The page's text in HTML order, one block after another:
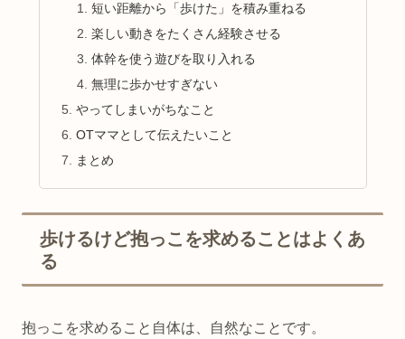
短い距離から「歩けた」を積み重ねる
楽しい動きをたくさん経験させる
体幹を使う遊びを取り入れる
無理に歩かせすぎない
やってしまいがちなこと
OTママとして伝えたいこと
まとめ
歩けるけど抱っこを求めることはよくあ
る
抱っこを求めること自体は、自然なことです。